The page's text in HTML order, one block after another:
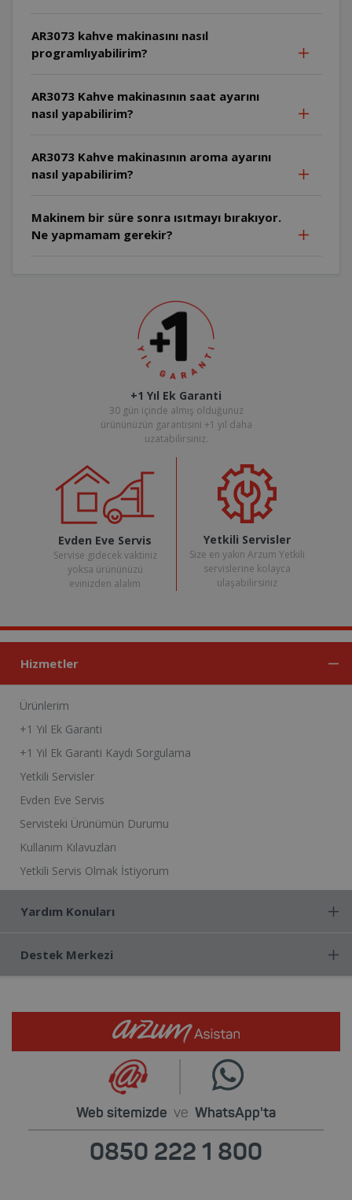
AR3073 kahve makinasını nasıl
programlıyabilirim?
AR3073 Kahve makinasının saat ayarını
nasıl yapabilirim?
AR3073 Kahve makinasının aroma ayarını
nasıl yapabilirim?
Makinem bir süre sonra ısıtmayı bırakıyor.
Ne yapmamam gerekir?
+1 Yıl Ek Garanti
30 gün içinde almış olduğunuz
ürününüzün garantisini +1 yıl daha
uzatabilirsiniz.
Evden Eve Servis
Servise gidecek vaktiniz
yoksa ürününüzü
evinizden alalım
Yetkili Servisler
Size en yakın Arzum Yetkili
servislerine kolayca
ulaşabilirsiniz
Hizmetler
Ürünlerim
+1 Yıl Ek Garanti
+1 Yıl Ek Garanti Kaydı Sorgulama
Yetkili Servisler
Evden Eve Servis
Servisteki Ürünümün Durumu
Kullanım Kılavuzları
Yetkili Servis Olmak İstiyorum
Yardım Konuları
Destek Merkezi
Web sitemizde ve WhatsApp'ta
0850 222 1 800